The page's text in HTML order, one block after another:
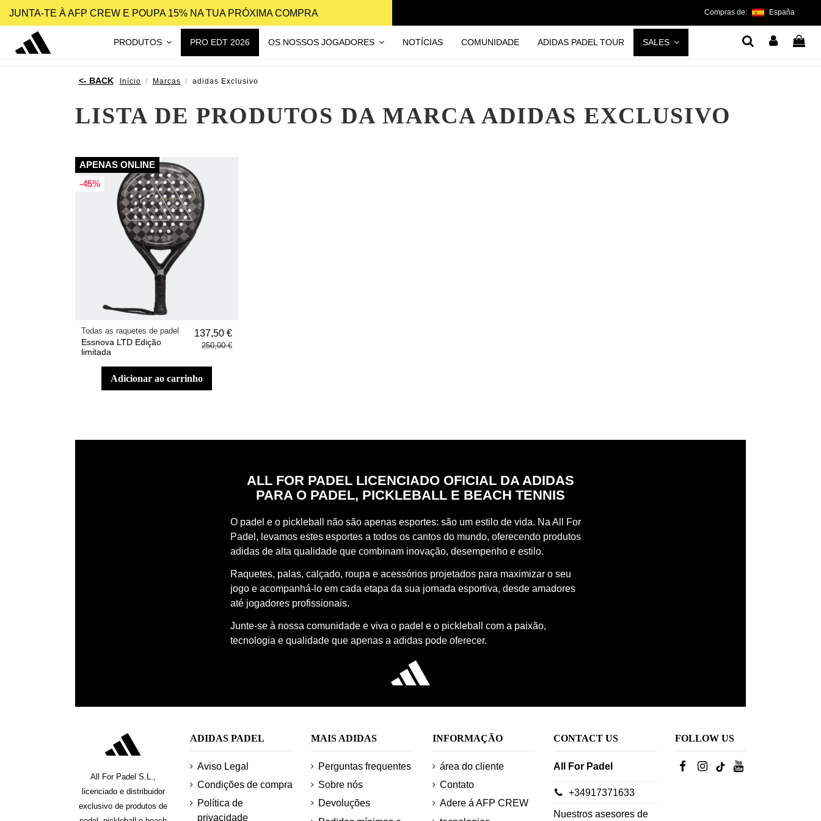
JUNTA-TE À AFP CREW E POUPA 15% NA TUA PRÓXIMA COMPRA Compras de: España
PRODUTOS PRO EDT 2026 OS NOSSOS JOGADORES NOTÍCIAS COMUNIDADE ADIDAS PADEL TOUR SALES
Início Marcas adidas Exclusivo
LISTA DE PRODUTOS DA MARCA ADIDAS EXCLUSIVO
APENAS ONLINE
-45%
Todas as raquetes de padel
Essnova LTD Edição
limitada
137,50 €
250,00 €
adicionar ao carrinho
ALL FOR PADEL LICENCIADO OFICIAL DA ADIDAS
PARA O PADEL, PICKLEBALL E BEACH TENNIS
O padel e o pickleball não são apenas esportes: são um estilo de vida. Na All For
Padel, levamos estes esportes a todos os cantos do mundo, oferecendo produtos
adidas de alta qualidade que combinam inovação, desempenho e estilo.
Raquetes, palas, calçado, roupa e acessórios projetados para maximizar o seu
jogo e acompanhá-lo em cada etapa da sua jornada esportiva, desde amadores
até jogadores profissionais.
Junte-se à nossa comunidade e viva o padel e o pickleball com a paixão,
tecnologia e qualidade que apenas a adidas pode oferecer.
All For Padel S.L.,
licenciado e distribuidor
exclusivo de produtos de
ADIDAS PADEL
Aviso Legal
Condições de compra
Política de
privacidade
MAIS ADIDAS
Perguntas frequentes
Sobre nós
Devoluções
INFORMAÇÃO
área do cliente
Contato
Adere á AFP CREW
CONTACT US
All For Padel
+34917371633
Nuestros asesores de
FOLLOW US